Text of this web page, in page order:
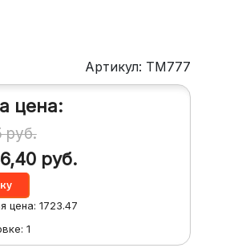
Артикул: TM777
цена:
руб.
руб.
цена: 1723.47
1